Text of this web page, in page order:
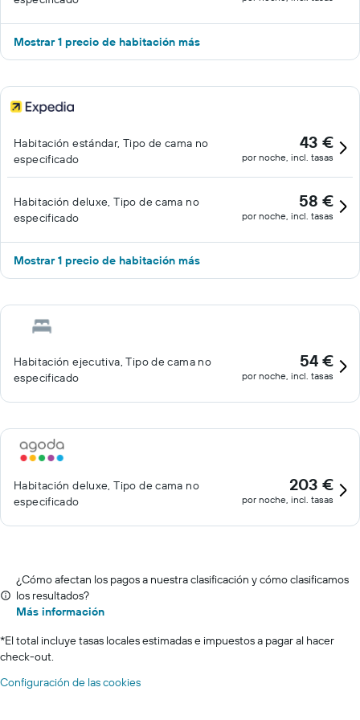
Mostrar 1 precio de habitación más
Habitación estándar, Tipo de cama no
especificado
43 €
por noche, incl. tasas
Habitación deluxe, Tipo de cama no
especificado
58 €
por noche, incl. tasas
Mostrar 1 precio de habitación más
Habitación ejecutiva, Tipo de cama no
especificado
54 €
por noche, incl. tasas
Habitación deluxe, Tipo de cama no
especificado
203 €
por noche, incl. tasas
¿Cómo afectan los pagos a nuestra clasificación y cómo clasificamos
los resultados?
Más información
*El total incluye tasas locales estimadas e impuestos a pagar al hacer
check-out.
Configuración de las cookies